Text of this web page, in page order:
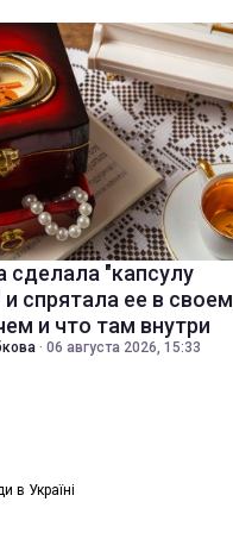
"капсулу
спрятала ее в своем
и что там внутри
· 06 августа 2026, 15:33
в Україні